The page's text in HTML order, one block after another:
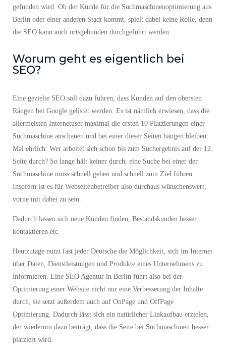
SEO ist der Schlüssel dafür, dass genau diese Website auch wirklich
gefunden wird. Ob der Kunde für die Suchmaschinenoptimierung aus
Berlin oder einer anderen Stadt kommt, spielt dabei keine Rolle, denn
Worum geht es eigentlich bei
Eine gezielte SEO soll dazu führen, dass Kunden auf den obersten
Rängen bei Google gelistet werden. Es ist nämlich erwiesen, dass die
allermeisten Internetuser maximal die ersten 10 Platzierungen einer
Suchmaschine anschauen und bei einer dieser Seiten hängen bleiben.
Mal ehrlich: Wer arbeitet sich schon bis zum Suchergebnis auf der 12.
Seite durch? So lange hält keiner durch, eine Suche bei einer der
Suchmaschine muss schnell gehen und schnell zum Ziel führen.
Insofern ist es für Webseitenbetreiber also durchaus wünschenswert,
Dadurch lassen sich neue Kunden finden, Bestandskunden besser
Heutzutage nutzt fast jeder Deutsche die Möglichkeit, sich im Internet
über Daten, Dienstleistungen und Produkte eines Unternehmens zu
informieren. Eine
SEO Agentur in Berlin führt also bei der
Optimierung einer Website nicht nur eine Verbesserung der Inhalte
durch, sie setzt außerdem auch auf OnPage und OffPage
Optimierung. Dadurch lässt sich ein natürlicher Linkaufbau erzielen,
der wiederum dazu beiträgt, dass die Seite bei Suchmaschinen besser